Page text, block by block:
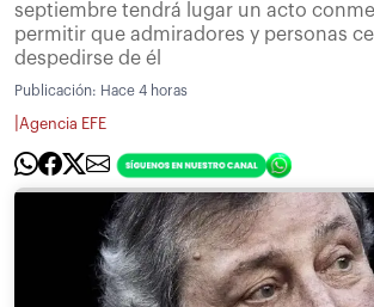
septiembre tendrá lugar un acto
permitir que admiradores y personas
despedirse de él
Publicación: Hace 4 horas
Agencia EFE